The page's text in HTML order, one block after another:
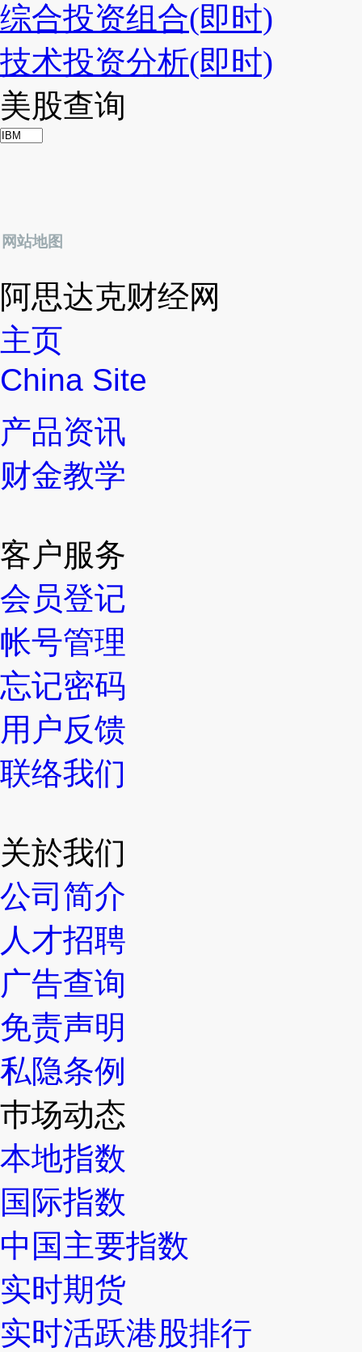
综合投资组合(即时)
技术投资分析(即时)
美股查询
网站地图
阿思达克财经网
主页
China Site
产品资讯
财金教学
客户服务
会员登记
帐号管理
忘记密码
用户反馈
联络我们
关於我们
公司简介
人才招聘
广告查询
免责声明
私隐条例
巿场动态
本地指数
国际指数
中国主要指数
实时期货
实时活跃港股排行